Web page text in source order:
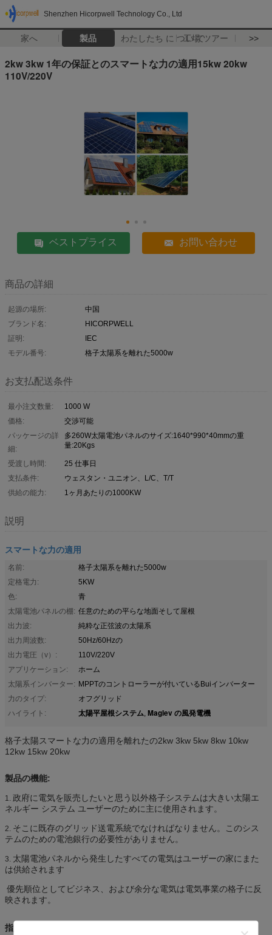
Shenzhen Hicorpwell Technology Co., Ltd
家へ 製品 わたしたち に つい て工場 ツアー >>
2kw 3kw 1年の保証とのスマートな力の適用15kw 20kw
110V/220V
ベストプライス お問い合わせ
商品の詳細
起源の場所:
中国
ブランド名:
HICORPWELL
証明:
IEC
モデル番号:
格子太陽系を離れた5000w
お支払配送条件
最小注文数量:
1000 W
価格:
交渉可能
パッケージの詳
細:
多260W太陽電池パネルのサイズ:1640*990*40mmの重
量:20Kgs
受渡し時間:
25 仕事日
支払条件:
ウェスタン・ユニオン、L/C、T/T
供給の能力:
1ヶ月あたりの1000KW
説明
スマートな力の適用
名前:
格子太陽系を離れた5000w
定格電力:
5KW
色:
青
太陽電池パネルの棚: 任意のための平らな地面そして屋根
出力波:
純粋な正弦波の太陽系
出力周波数:
50Hz/60Hzの
出力電圧（v）:
110V/220V
アプリケーション:
ホーム
太陽系インバーター: MPPTのコントローラーが付いているBuiインバーター
力のタイプ:
オフグリッド
ハイライト:
太陽平屋根システム, Maglev の風発電機
格子太陽スマートな力の適用を離れたの2kw 3kw 5kw 8kw 10kw
12kw 15kw 20kw
製品の機能:
1. 政府に電気を販売したいと思う以外格子システムは大きい太陽エ
ネルギー システム ユーザーのために主に使用されます。
2. そこに既存のグリッド送電系統でなければなりません。このシス
テムのための電池銀行の必要性がありません。
3. 太陽電池パネルから発生したすべての電気はユーザーの家にまた
は供給されます
優先順位としてビジネス、および余分な電気は電気事業の格子に反
映されます。
指定: